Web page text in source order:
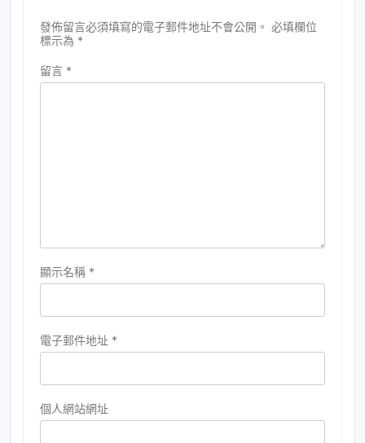
發佈留言必須填寫的電子郵件地址不會公開。 必填欄位
標示為 *
留言 *
顯示名稱 *
電子郵件地址 *
個人網站網址